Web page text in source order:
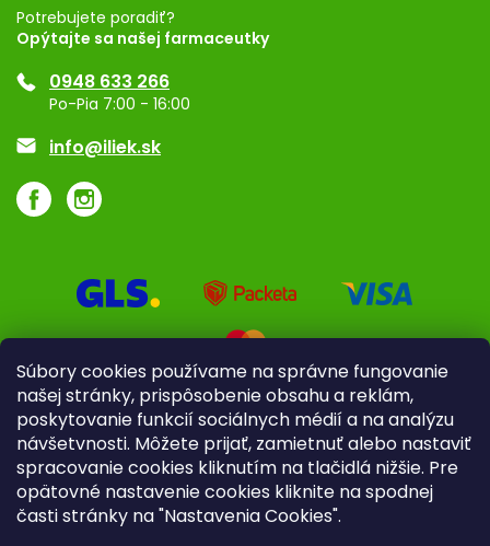
Súbory cookies používame na správne fungovanie
našej stránky, prispôsobenie obsahu a reklám,
poskytovanie funkcií sociálnych médií a na analýzu
návšetvnosti. Môžete prijať, zamietnuť alebo nastaviť
spracovanie cookies kliknutím na tlačidlá nižšie. Pre
opätovné nastavenie cookies kliknite na spodnej
časti stránky na "Nastavenia Cookies".
Registrácia
Ponuka pre firmy
Značky
Potrebujete poradiť?
Opýtajte sa našej farmaceutky
0948 633 266
Po-Pia 7:00 - 16:00
info@iliek.sk
Pre firmy Poradenstvo